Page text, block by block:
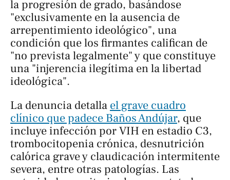
la progresión de grado, basándose
"exclusivamente en la ausencia de
arrepentimiento ideológico", una
condición que los firmantes califican de
"no prevista legalmente" y que constituye
una "injerencia ilegítima en la libertad
ideológica".
La denuncia detalla el grave cuadro
clínico que padece Baños Andújar, que
incluye infección por VIH en estadio C3,
trombocitopenia crónica, desnutrición
calórica grave y claudicación intermitente
severa, entre otras patologías. Las